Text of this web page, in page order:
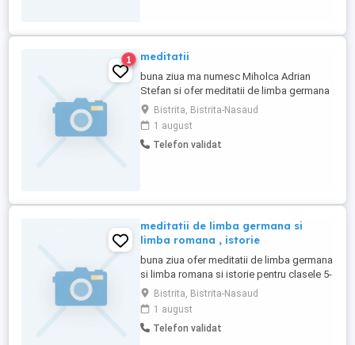
1 meditatii
buna ziua ma numesc Miholca Adrian
Stefan si ofer meditatii de limba germana
si limba romana , pretul este 25 ron
Bistrita, Bistrita-Nasaud
1 august
Telefon validat
meditatii de limba germana si
limba romana , istorie
buna ziua ofer meditatii de limba germana
si limba romana si istorie pentru clasele 5-
12 Bistrita, Bistrita-Nasaud
1 august
Telefon validat